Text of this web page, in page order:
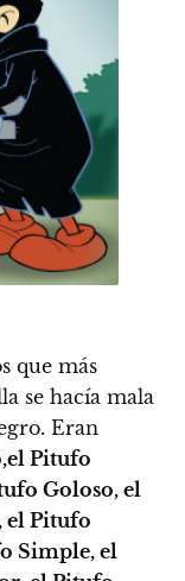
que más
se hacía mala
Eran
Pitufo
Goloso, el
el Pitufo
Simple, el